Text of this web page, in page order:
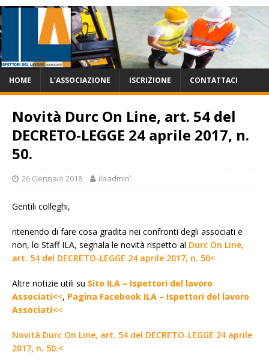
HOME L’ASSOCIAZIONE ISCRIZIONE CONTATTACI
Novità Durc On Line, art. 54 del
DECRETO-LEGGE 24 aprile 2017, n.
50.
26 Gennaio 2018 ilaadminʹ
Gentili colleghi,
ritenendo di fare cosa gradita nei confronti degli associati e
non, lo Staff ILA, segnala le novità rispetto al Durc On Line,
art. 54 del DECRETO-LEGGE 24 aprile 2017, n. 50<
Altre notizie utili su Sito ILA – Ispettori del lavoro
Associati<<, Pagina Facebook ILA – Ispettori del lavoro
Associati<<
Novità Durc On Line, art. 54 del DECRETO-LEGGE 24 aprile
2017, n. 50.<